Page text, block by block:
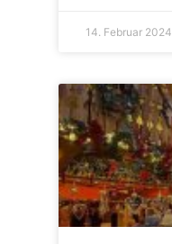
14. Februar 2024